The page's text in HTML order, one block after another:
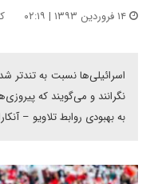
اسرائیلی‌ها نسبت به تندتر
نگرانند و می‌گویند که
به بهبودی روابط تلاویو –